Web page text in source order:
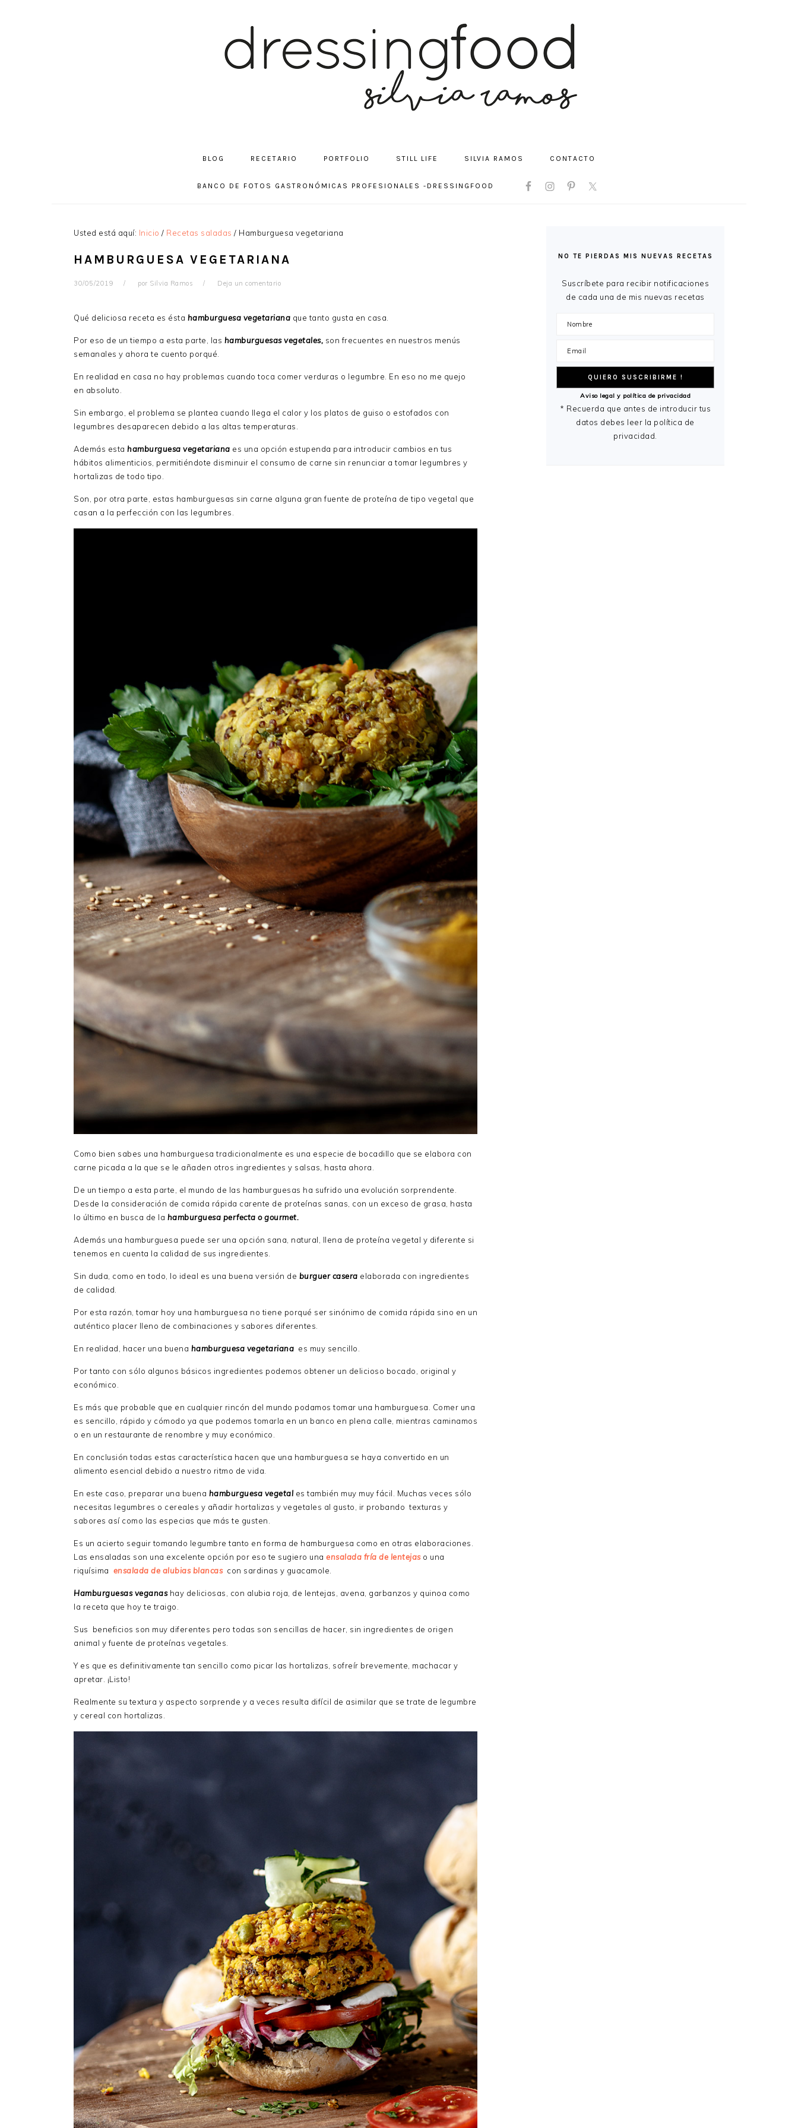
BLOG RECETARIO PORTFOLIO STILL LIFE SILVIA RAMOS CONTACTO
BANCO DE FOTOS GASTRONÓMICAS PROFESIONALES -DRESSINGFOOD
NAV
SOCIAL
Usted está aquí: Inicio / Recetas saladas / Hamburguesa vegetariana
HAMBURGUESA VEGETARIANA
30/05/2019 por Silvia Ramos Deja un comentario
Qué deliciosa receta es ésta hamburguesa vegetariana que tanto gusta en casa.
Por eso de un tiempo a esta parte, las hamburguesas vegetales, son frecuentes en nuestros menús
semanales y ahora te cuento porqué.
En realidad en casa no hay problemas cuando toca comer verduras o legumbre. En eso no me quejo
en absoluto.
Sin embargo, el problema se plantea cuando llega el calor y los platos de guiso o estofados con
legumbres desaparecen debido a las altas temperaturas.
Además esta hamburguesa vegetariana es una opción estupenda para introducir cambios en tus
hábitos alimenticios, permitiéndote disminuir el consumo de carne sin renunciar a tomar legumbres y
hortalizas de todo tipo.
Son, por otra parte, estas hamburguesas sin carne alguna gran fuente de proteína de tipo vegetal que
casan a la perfección con las legumbres.
Como bien sabes una hamburguesa tradicionalmente es una especie de bocadillo que se elabora con
carne picada a la que se le añaden otros ingredientes y salsas, hasta ahora.
De un tiempo a esta parte, el mundo de las hamburguesas ha sufrido una evolución sorprendente.
Desde la consideración de comida rápida carente de proteínas sanas, con un exceso de grasa, hasta
lo último en busca de la hamburguesa perfecta o gourmet.
Además una hamburguesa puede ser una opción sana, natural, llena de proteína vegetal y diferente si
tenemos en cuenta la calidad de sus ingredientes.
Sin duda, como en todo, lo ideal es una buena versión de burguer casera elaborada con ingredientes
de calidad.
Por esta razón, tomar hoy una hamburguesa no tiene porqué ser sinónimo de comida rápida sino en un
auténtico placer lleno de combinaciones y sabores diferentes.
En realidad, hacer una buena hamburguesa vegetariana es muy sencillo.
Por tanto con sólo algunos básicos ingredientes podemos obtener un delicioso bocado, original y
económico.
Es más que probable que en cualquier rincón del mundo podamos tomar una hamburguesa. Comer una
es sencillo, rápido y cómodo ya que podemos tomarla en un banco en plena calle, mientras caminamos
o en un restaurante de renombre y muy económico.
En conclusión todas estas característica hacen que una hamburguesa se haya convertido en un
alimento esencial debido a nuestro ritmo de vida.
En este caso, preparar una buena hamburguesa vegetal es también muy muy fácil. Muchas veces sólo
necesitas legumbres o cereales y añadir hortalizas y vegetales al gusto, ir probando texturas y
sabores así como las especias que más te gusten.
Es un acierto seguir tomando legumbre tanto en forma de hamburguesa como en otras elaboraciones.
Las ensaladas son una excelente opción por eso te sugiero una ensalada fría de lentejaso una
riquísima ensalada de alubias blancas con sardinas y guacamole.
Hamburguesas veganashay deliciosas, con alubia roja, de lentejas, avena, garbanzos y quinoa como
la receta que hoy te traigo.
Sus beneficios son muy diferentes pero todas son sencillas de hacer, sin ingredientes de origen
animal y fuente de proteínas vegetales.
Y es que es definitivamente tan sencillo como picar las hortalizas, sofreír brevemente, machacar y
apretar. ¡Listo!
Realmente su textura y aspecto sorprende y a veces resulta difícil de asimilar que se trate de legumbre
y cereal con hortalizas.
PRINCIPAL
NO TE PIERDAS MIS NUEVAS RECETAS
Suscríbete para recibir notificaciones
de cada una de mis nuevas recetas
Aviso legal y política de privacidad
* Recuerda que antes de introducir tus
datos debes leer la política de
privacidad.